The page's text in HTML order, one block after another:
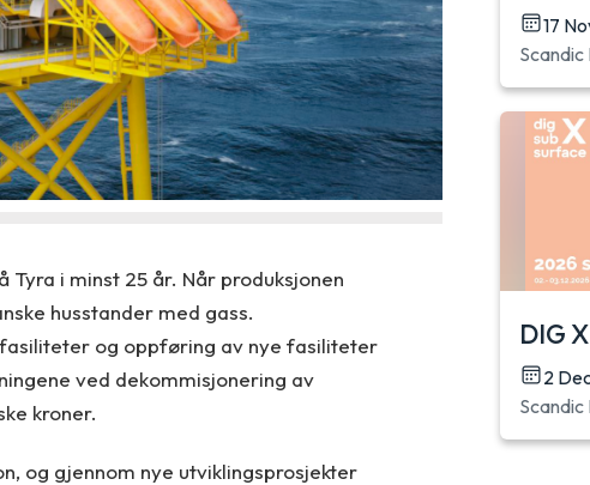
i minst 25 år. Når produksjonen
husstander med gass.
og oppføring av nye fasiliteter
ved dekommisjonering av
kroner.
og gjennom nye utviklingsprosjekter
17
Scandic
DIG
2
Scandic